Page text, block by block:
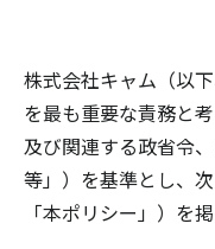
株式会社キャム（以
を最も重要な責務と
及び関連する政省令
等」）を基準とし、
「本ポリシー」）を